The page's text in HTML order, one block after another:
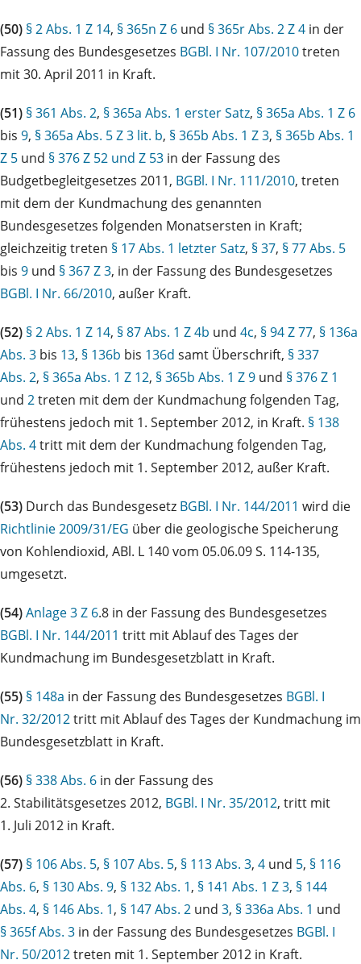
(50) § 2 Abs. 1 Z 14, § 365n Z 6 und § 365r Abs. 2 Z 4 in der
Fassung des Bundesgesetzes BGBl. I Nr. 107/2010treten
mit 30. April 2011 in Kraft.
(51) § 361 Abs. 2, § 365a Abs. 1 erster Satz, § 365a Abs. 1 Z 6
bis 9, § 365a Abs. 5 Z 3 lit. b, § 365b Abs. 1 Z 3, § 365b Abs. 1
Z 5 und § 376 Z 52 und Z 53 in der Fassung des
Budgetbegleitgesetzes 2011, BGBl. I Nr. 111/2010, treten
mit dem der Kundmachung des genannten
Bundesgesetzes folgenden Monatsersten in Kraft;
gleichzeitig treten § 17 Abs. 1 letzter Satz, § 37, § 77 Abs. 5
bis 9 und § 367 Z 3, in der Fassung des Bundesgesetzes
BGBl. I Nr. 66/2010, außer Kraft.
(52) § 2 Abs. 1 Z 14, § 87 Abs. 1 Z 4b und 4c, § 94 Z 77, § 136a
Abs. 3 bis 13, § 136b bis 136d samt Überschrift, § 337
Abs. 2, § 365a Abs. 1 Z 12, § 365b Abs. 1 Z 9 und § 376 Z 1
und 2treten mit dem der Kundmachung folgenden Tag,
frühestens jedoch mit 1. September 2012, in Kraft. § 138
Abs. 4tritt mit dem der Kundmachung folgenden Tag,
frühestens jedoch mit 1. September 2012, außer Kraft.
(53) Durch das Bundesgesetz BGBl. I Nr. 144/2011 wird die
Richtlinie 2009/31/EG über die geologische Speicherung
von Kohlendioxid, ABl. L 140 vom 05.06.09 S. 114-135,
umgesetzt.
(54)Anlage 3 Z 6.8 in der Fassung des Bundesgesetzes
BGBl. I Nr. 144/2011 tritt mit Ablauf des Tages der
Kundmachung im Bundesgesetzblatt in Kraft.
(55) § 148a in der Fassung des Bundesgesetzes BGBl. I
Nr. 32/2012tritt mit Ablauf des Tages der Kundmachung im
Bundesgesetzblatt in Kraft.
(56) § 338 Abs. 6 in der Fassung des
2. Stabilitätsgesetzes 2012, BGBl. I Nr. 35/2012, tritt mit
1. Juli 2012 in Kraft.
(57) § 106 Abs. 5, § 107 Abs. 5, § 113 Abs. 3, 4 und 5, § 116
Abs. 6, § 130 Abs. 9, § 132 Abs. 1, § 141 Abs. 1 Z 3, § 144
Abs. 4, § 146 Abs. 1, § 147 Abs. 2 und 3, § 336a Abs. 1 und
§ 365f Abs. 3 in der Fassung des Bundesgesetzes BGBl. I
Nr. 50/2012treten mit 1. September 2012 in Kraft.